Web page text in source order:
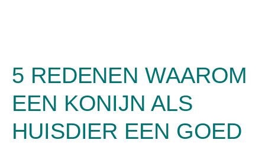
5 REDENEN WAAROM
EEN KONIJN ALS
HUISDIER EEN GOED